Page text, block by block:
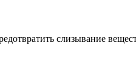
слизывание